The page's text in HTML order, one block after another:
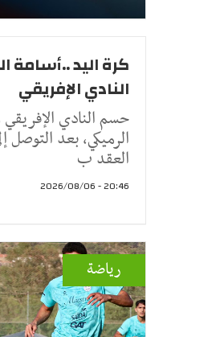
كرة اليد
النادي الإفريقي
حسم النادي
الرميكي، بعد التوصل
العقد ب
20:46 - 2026/08/06
رياضة